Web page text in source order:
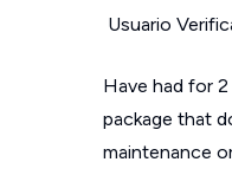
Usuario
Have had for
package that
maintenance